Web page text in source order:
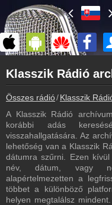
myonlineradio.hu
Klasszik Rádió
Vissza a Klasszik Rádió
Bejelentkezés
Hozz létre saját fiókot!
Most szól
Tudd meg mi szólt eddig
Műsorújság
Klasszik Rádió műsorai
Összes rádió Klasszik
A Klasszik Rádió
korábbi adás
visszahallgatására. Az
lehetőség van a Klasszik
dátumra szűrni. Ezen
név, dátum, vagy
alapértelmezetten a
többet a különböző
helyen megtalálsz